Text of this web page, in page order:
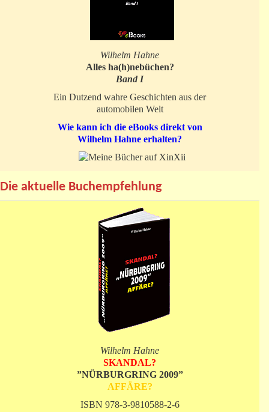
Wilhelm Hahne
Alles ha(h)nebüchen?
Band I
Ein Dutzend wahre Geschichten aus der
automobilen Welt
Wie kann ich die eBooks direkt von
Wilhelm Hahne erhalten?
Die aktuelle Buchempfehlung
Wilhelm Hahne
SKANDAL?
”NÜRBURGRING 2009”
AFFÄRE?
ISBN 978-3-9810588-2-6